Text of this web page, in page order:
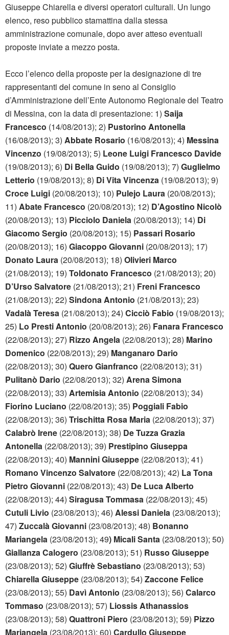
Giuseppe Chiarella e diversi operatori culturali. Un lungo
elenco, reso pubblico stamattina dalla stessa
amministrazione comunale, dopo aver atteso eventuali
proposte inviate a mezzo posta.
Ecco l’elenco della proposte per la designazione di tre
rappresentanti del comune in seno al Consiglio
d’Amministrazione dell’Ente Autonomo Regionale del Teatro
di Messina, con la data di presentazione: 1) Saija
Francesco (14/08/2013); 2) Pustorino Antonella
(16/08/2013); 3) Abbate Rosario (16/08/2013); 4) Messina
Vincenzo (19/08/2013); 5) Leone Luigi Francesco Davide
(19/08/2013); 6) Di Bella Guido (19/08/2013); 7) Guglielmo
Letterio (19/08/2013); 8) Di Vita Vincenza (19/08/2013); 9)
Croce Luigi (20/08/2013); 10) Pulejo Laura (20/08/2013);
11) Abate Francesco (20/08/2013); 12) D’Agostino Nicolò
(20/08/2013); 13) Picciolo Daniela (20/08/2013); 14) Di
Giacomo Sergio (20/08/2013); 15) Passari Rosario
(20/08/2013); 16) Giacoppo Giovanni (20/08/2013); 17)
Donato Laura (20/08/2013); 18) Olivieri Marco
(21/08/2013); 19) Toldonato Francesco (21/08/2013); 20)
D’Urso Salvatore (21/08/2013); 21) Freni Francesco
(21/08/2013); 22) Sindona Antonio (21/08/2013); 23)
Vadalà Teresa (21/08/2013); 24) Cicciò Fabio (19/08/2013);
25) Lo Presti Antonio (20/08/2013); 26) Fanara Francesco
(22/08/2013); 27) Rizzo Angela (22/08/2013); 28) Marino
Domenico (22/08/2013); 29) Manganaro Dario
(22/08/2013); 30) Quero Gianfranco (22/08/2013); 31)
Pulitanò Dario (22/08/2013); 32) Arena Simona
(22/08/2013); 33) Artemisia Antonio (22/08/2013); 34)
Fiorino Luciano (22/08/2013); 35) Poggiali Fabio
(22/08/2013); 36) Trischitta Rosa Maria (22/08/2013); 37)
Calabrò Irene (22/08/2013); 38) De Tuzza Grazia
Antonella (22/08/2013); 39) Prestipino Giuseppa
(22/08/2013); 40) Mannini Giuseppe (22/08/2013); 41)
Romano Vincenzo Salvatore (22/08/2013); 42) La Tona
Pietro Giovanni (22/08/2013); 43) De Luca Alberto
(22/08/2013); 44) Siragusa Tommasa (22/08/2013); 45)
Cutuli Livio (23/08/2013); 46) Alessi Daniela (23/08/2013);
47) Zuccalà Giovanni (23/08/2013); 48) Bonanno
Mariangela (23/08/2013); 49) Micali Santa (23/08/2013); 50)
Giallanza Calogero (23/08/2013); 51) Russo Giuseppe
(23/08/2013); 52) Giuffrè Sebastiano (23/08/2013); 53)
Chiarella Giuseppe (23/08/2013); 54) Zaccone Felice
(23/08/2013); 55) Davì Antonio (23/08/2013); 56) Calarco
Tommaso (23/08/2013); 57) Liossis Athanassios
(23/08/2013); 58) Quattroni Piero (23/08/2013); 59) Pizzo
Mariangela (23/08/2013); 60) Cardullo Giuseppe